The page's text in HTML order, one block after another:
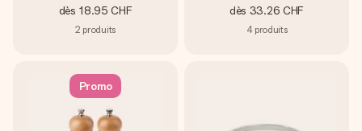
dès 18.95 CHF
2 produits
dès 33.26 CHF
4 produits
Promo